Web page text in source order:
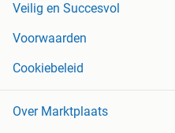
Veilig en Succesvol
Voorwaarden
Cookiebeleid
Over Marktplaats